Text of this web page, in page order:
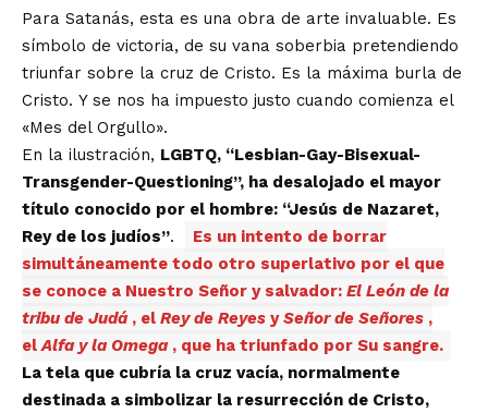
Para Satanás, esta es una obra de arte invaluable. Es
símbolo de victoria, de su vana soberbia pretendiendo
triunfar sobre la cruz de Cristo. Es la máxima burla de
Cristo. Y se nos ha impuesto justo cuando comienza el
«Mes del Orgullo».
En la ilustración, LGBTQ, “Lesbian-Gay-Bisexual-
Transgender-Questioning”, ha desalojado el mayor
título conocido por el hombre: “Jesús de Nazaret,
Rey de los judíos”.
Es un intento de borrar
simultáneamente todo otro superlativo por el que
se conoce a Nuestro Señor y salvador: El León de la
tribu de Judá, el Rey de Reyes ySeñor de Señores ,
elAlfa y la Omega, que ha triunfado por Su sangre.
La tela que cubría la cruz vacía, normalmente
destinada a simbolizar la resurrección de Cristo,